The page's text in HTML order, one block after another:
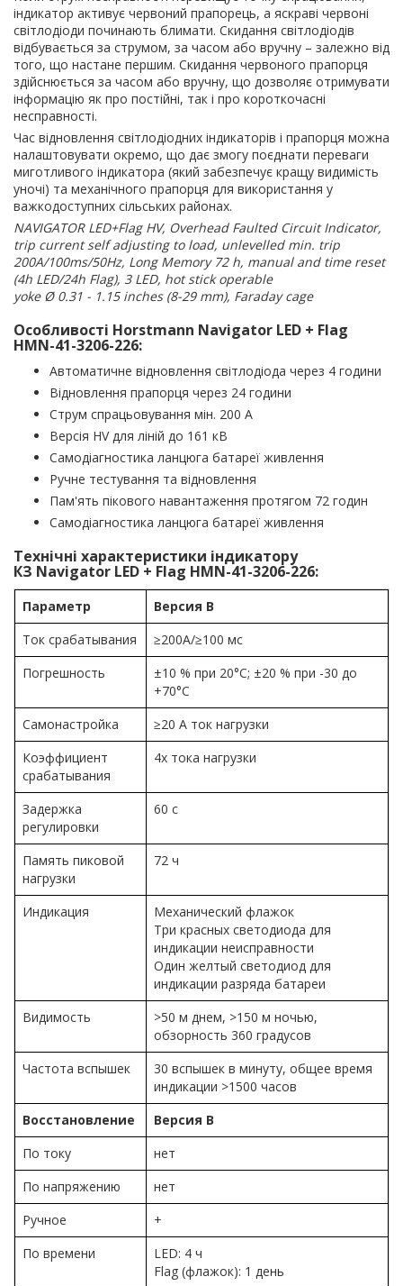
індикатор активує червоний прапорець, а яскраві червоні
світлодіоди починають блимати. Скидання світлодіодів
відбувається за струмом, за часом або вручну – залежно від
того, що настане першим. Скидання червоного прапорця
здійснюється за часом або вручну, що дозволяє отримувати
інформацію як про постійні, так і про короткочасні
несправності.
Час відновлення світлодіодних індикаторів і прапорця можна
налаштовувати окремо, що дає змогу поєднати переваги
миготливого індикатора (який забезпечує кращу видимість
уночі) та механічного прапорця для використання у
важкодоступних сільських районах.
NAVIGATOR LED+Flag HV, Overhead Faulted Circuit Indicator,
trip current self adjusting to load, unlevelled min. trip
200A/100ms/50Hz, Long Memory 72 h, manual and time reset
(4h LED/24h Flag), 3 LED, hot stick operable
yoke Ø 0.31 - 1.15 inches (8-29 mm), Faraday cage
Особливості Horstmann Navigator LED + Flag
HMN-41-3206-226:
Автоматичне відновлення світлодіода через 4 години
Відновлення прапорця через 24 години
Струм спрацьовування мін. 200 A
Версія HV для ліній до 161 кВ
Самодіагностика ланцюга батареї живлення
Ручне тестування та відновлення
Пам'ять пікового навантаження протягом 72 годин
Самодіагностика ланцюга батареї живлення
Технічні характеристики індикатору
КЗ Navigator LED + Flag HMN-41-3206-226:
Параметр
Версия B
Ток срабатывания
≥200A/≥100 мс
Погрешность
±10 % при 20°C; ±20 % при -30 до
+70°C
Самонастройка
≥20 A ток нагрузки
Коэффициент
срабатывания
4x тока нагрузки
Задержка
регулировки
60 с
Память пиковой
нагрузки
72 ч
Индикация
Механический флажок
Три красных светодиода для
индикации неисправности
Один желтый светодиод для
индикации разряда батареи
Видимость
>50 м днем, >150 м ночью,
обзорность 360 градусов
Частота вспышек
30 вспышек в минуту, общее время
индикации >1500 часов
Восстановление
Версия B
По току
нет
По напряжению
нет
Ручное
+
По времени
LED: 4 ч
Flag (флажок): 1 день